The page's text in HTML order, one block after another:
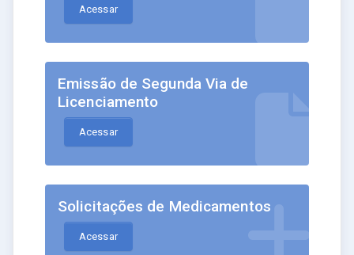
Acessar
Emissão de Segunda Via de
Licenciamento
Acessar
Solicitações de Medicamentos
Acessar